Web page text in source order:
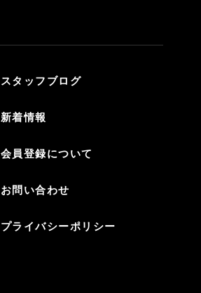
スタッフブログ
新着情報
会員登録について
お問い合わせ
プライバシーポリシー